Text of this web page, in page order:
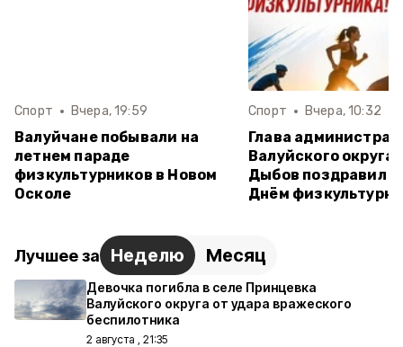
Спорт Вчера, 19:59
Валуйчане побывали на
летнем параде
физкультурников в Новом
Осколе
Спорт Вчера, 10:32
Глава
Валуйского округа
Дыбов поздравил
Днём
Лучшее за Неделю Месяц
Девочка погибла в селе Принцевка
Валуйского округа от удара вражеского
беспилотника
2 августа , 21:35